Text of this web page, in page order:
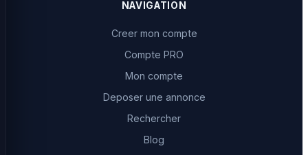
NAVIGATION
Creer mon compte
Compte PRO
Mon compte
Deposer une annonce
Rechercher
Blog